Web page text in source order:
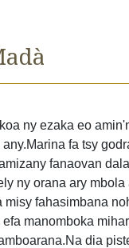
ny ezaka eo
fa tsy
fanaovan
ny orana ary
fahasimbana
manomboka
dia